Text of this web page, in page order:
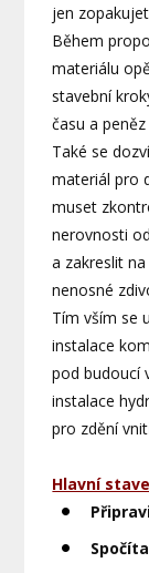
jen
Během
materiálu
stavební
času a
Také se
materiál pro
muset
nerovnosti
a zakreslit
nenosné
Tím vším se
instalace
pod budoucí
instalace
pro zdění
Hlavní